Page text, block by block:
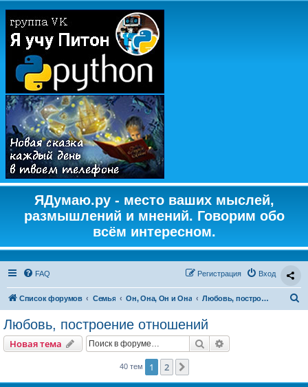
ЯДумаю.ру - место ваших мыслей,
размышлений и мнений. Говорим обо
всём интересном.
FAQ Вход
Регистрация
Список форумов Семья Он, Она, Он и Она Любовь, построение отношений
Любовь, построение отношений
Новая тема Поиск
40 тем 1 2